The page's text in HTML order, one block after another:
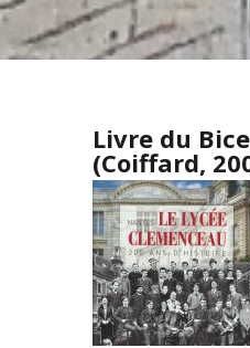
Livre du
(Coiffard,